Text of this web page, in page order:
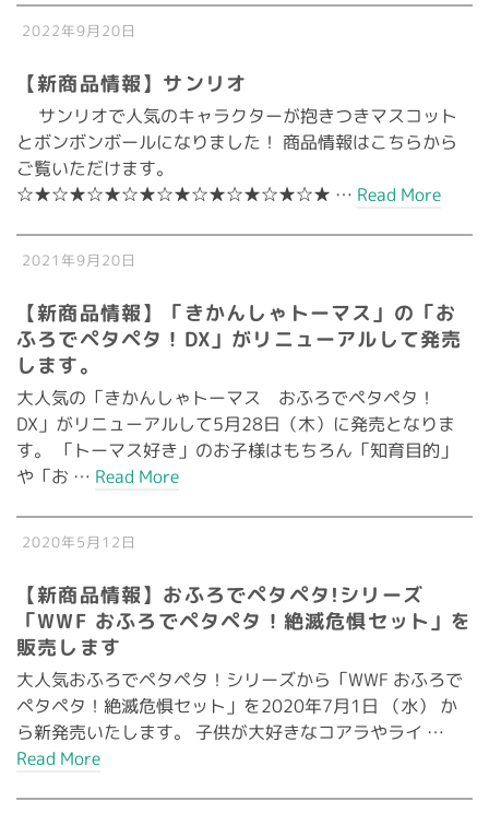
2022年9月20日
【新商品情報】サンリオ
サンリオで人気のキャラクターが抱きつきマスコット
とボンボンボールになりました！ 商品情報はこちらから
ご覧いただけます。
☆★☆★☆★☆★☆★☆★☆★☆★☆★ … Read More
2021年9月20日
【新商品情報】「きかんしゃトーマス」の「お
ふろでペタペタ！DX」がリニューアルして発売
します。
大人気の「きかんしゃトーマス おふろでペタペタ！
DX」がリニューアルして5月28日（木）に発売となりま
す。 「トーマス好き」のお子様はもちろん「知育目的」
や「お … Read More
2020年5月12日
【新商品情報】おふろでペタペタ!シリーズ
「WWF おふろでペタペタ！絶滅危惧セット」を
販売します
大人気おふろでペタペタ！シリーズから「WWF おふろで
ペタペタ！絶滅危惧セット」を2020年7月1日 （水） か
ら新発売いたします。 子供が大好きなコアラやライ …
Read More